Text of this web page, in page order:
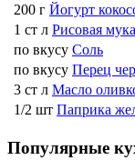
200 г Йогурт
1 ст л Рисовая
по вкусу Соль
по вкусу Перец
3 ст л Масло
1/2 шт Паприка
Популярные